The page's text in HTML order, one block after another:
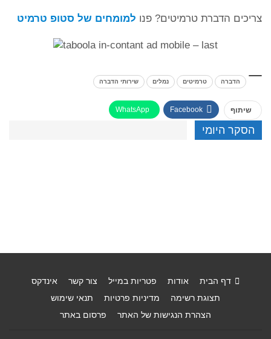
צריכים הדברת טרמיטים? פנו למומחים של סטופ טרמיט
הדברה טרמיטים נמלים שירותי הדברה
שיתוף Facebook
WhatsApp
הסקר היומי
דף הבית אודות פטריות במייל צור קשר
אינדקס
תצוגת רשימה
מדיניות פרטיות
תנאי שימוש
הצהרת הנגישות של האתר
פרסום באתר